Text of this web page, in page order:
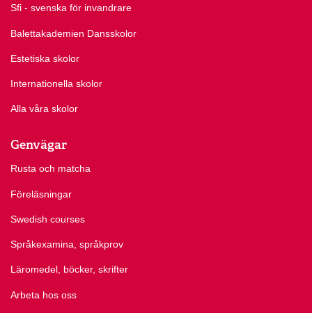
Sfi - svenska för invandrare
Balettakademien Dansskolor
Estetiska skolor
Internationella skolor
Alla våra skolor
Genvägar
Rusta och matcha
Föreläsningar
Swedish courses
Språkexamina, språkprov
Läromedel, böcker, skrifter
Arbeta hos oss